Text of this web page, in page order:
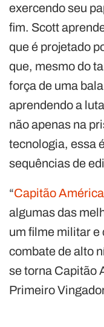
exercendo seu
fim. Scott
que é projetado
que, mesmo do
força de uma
aprendendo a
não apenas na
tecnologia, essa
sequências de
“Capitão
algumas das
um filme militar e
combate de alto
se torna Capitão
Primeiro